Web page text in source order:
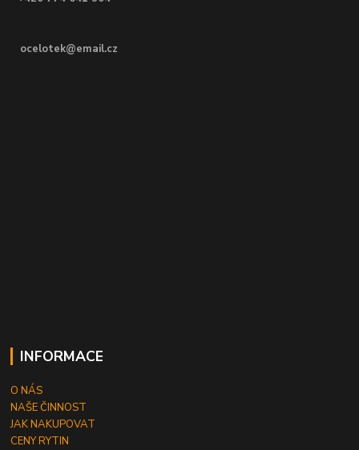
ocelotek@email.cz
INFORMACE
O NÁS
NAŠE ČINNOST
JAK NAKUPOVAT
CENY RYTIN